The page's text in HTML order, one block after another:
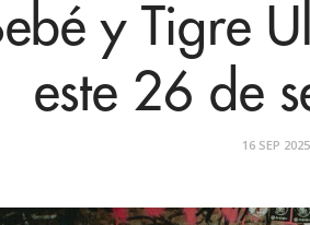
y Tigre
este 26 de
16 SEP 2025